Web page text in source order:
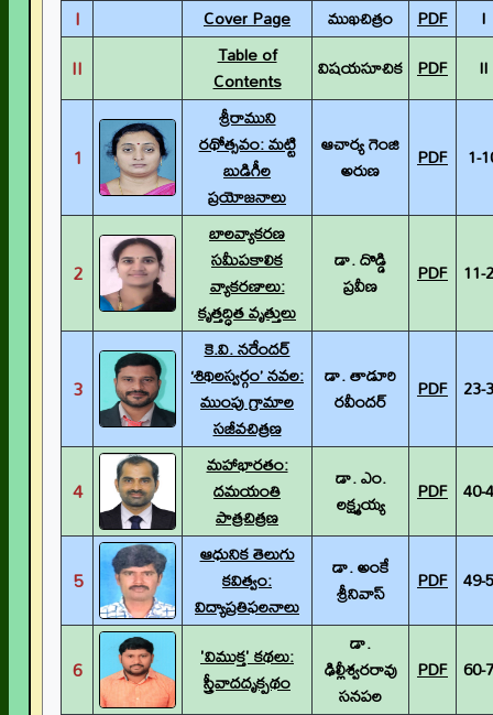
I
Cover Page ముఖచిత్రం PDF I
II
Table of
Contents
విషయసూచిక PDF II
1
శ్రీరాముని
రథోత్సవం: మట్టి
బుడిగీల
ప్రయోజనాలు
ఆచార్య గెంజి
అరుణ
PDF 1-
2
బాలవ్యాకరణ
సమీపకాలిక
వ్యాకరణాలు:
కృత్తద్ధిత వృత్తులు
డా. దొడ్డి
ప్రవీణ
PDF 11-
3
కె.వి. నరేందర్
‘శిథిలస్వర్గం’ నవల:
ముంపు గ్రామాల
సజీవచిత్రణ
డా. తాడూరి
రవీందర్
PDF 23-
4
మహాభారతం:
దమయంతి
పాత్రచిత్రణ
డా. ఎం.
లక్ష్మయ్య
PDF 40-
5
ఆధునిక తెలుగు
కవిత్వం:
విద్యాప్రతిఫలనాలు
డా. అంకే
శ్రీనివాస్
PDF 49-
6
'విముక్త' కథలు:
స్త్రీవాదదృక్పథం
డా.
ఢిల్లీశ్వరరావు
సనపల
PDF 60-